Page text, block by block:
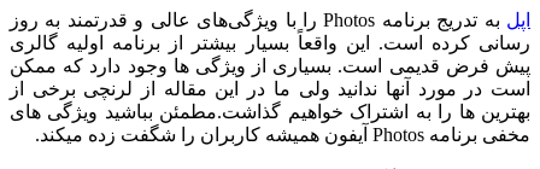
اپل
به تدریج برنامه Photos را با ویژگی‌های عالی و قدرتمند به روز
رسانی کرده است. این واقعاً بسیار بیشتر از برنامه اولیه گالری
پیش فرض قدیمی است. بسیاری از ویژگی ها وجود دارد که ممکن
است در مورد آنها ندانید ولی ما در این مقاله از لرنچی برخی از
بهترین ها را به اشتراک خواهیم گذاشت.مطمئن بباشید ویژگی های
مخفی برنامه Photos آیفون همیشه کاربران را شگفت زده میکند.